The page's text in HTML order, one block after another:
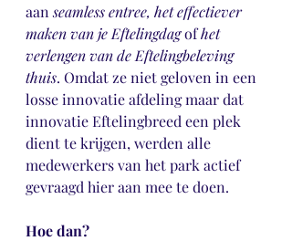
aan seamless entree, het effectiever
maken van je Eftelingdag of het
verlengen van de Eftelingbeleving
thuis. Omdat ze niet geloven in een
losse innovatie afdeling maar dat
innovatie Eftelingbreed een plek
dient te krijgen, werden alle
medewerkers van het park actief
gevraagd hier aan mee te doen.
Hoe dan?